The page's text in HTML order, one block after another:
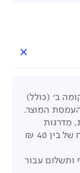
ב' (כולל)
המוצר.
מדרגות
ספירלה, הינה בתוספת תשלום משתנה בטווח של בין 40 ₪
ותשלום עבור